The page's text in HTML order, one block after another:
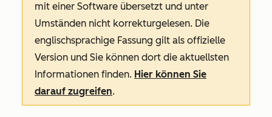
mit einer Software übersetzt und unter
Umständen nicht korrekturgelesen. Die
englischsprachige Fassung gilt als offizielle
Version und Sie können dort die aktuellsten
Informationen finden. Hier können Sie
darauf zugreifen.